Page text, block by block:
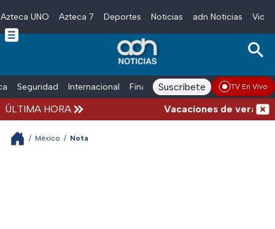
Skip to main content
Azteca UNO Azteca 7 Deportes Noticias adn Noticias
Seguridad Internacional Finanzas adn Noticias Radio
Suscríbete TV En Vivo
ÚLTIMA HORA Vacaciones de verano
/ México / Nota